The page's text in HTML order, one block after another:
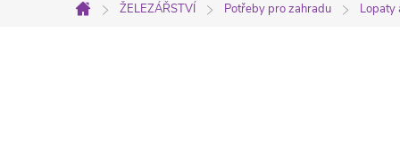
Domů
ŽELEZÁŘSTVÍ Potřeby pro zahradu Lopaty